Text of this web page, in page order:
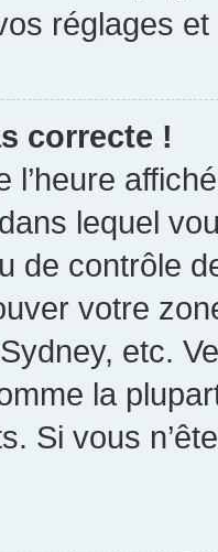
réglages
correcte !
l’heure
lequel
de contrôle
votre
etc.
la
Si vous